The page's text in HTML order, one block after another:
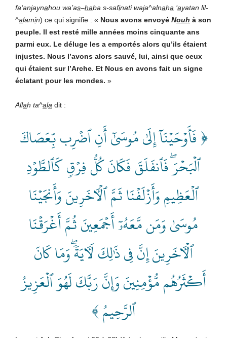
fa‘anjaynahou wa’as–haba s-safinati waja^alnaha ‘ayatan lil-
^alamin) ce qui signifie : « Nous avons envoyé Nouh à son
peuple. Il est resté mille années moins cinquante ans
parmi eux. Le déluge les a emportés alors qu’ils étaient
injustes. Nous l’avons alors sauvé, lui, ainsi que ceux
qui étaient sur l’Arche. Et Nous en avons fait un signe
éclatant pour les mondes. »
Allah ta^ala dit :
﴿ فَأَوۡحَيۡنَآ إِلَىٰ مُوسَىٰٓ أَنِ ٱضۡرِب بِّعَصَاكَ
ٱلۡبَحۡرَۖ فَٱنفَلَقَ فَكَانَ كُلُّ فِرۡقٖ كَٱلطَّوۡدِ
ٱلۡعَظِيمِ وَأَزۡلَفۡنَا ثَمَّ ٱلۡأٓخَرِينَ وَأَنجَيۡنَا
مُوسَىٰ وَمَن مَّعَهُۥٓ أَجۡمَعِينَ ثُمَّ أَغۡرَقۡنَا
ٱلۡأٓخَرِينَ إِنَّ فِي ذَٰلِكَ لَأٓيَةٗۖ وَمَا كَانَ
أَكۡثَرُهُم مُّؤۡمِنِينَ وَإِنَّ رَبَّكَ لَهُوَ ٱلۡعَزِيزُ
ٱلرَّحِيمُ ﴾